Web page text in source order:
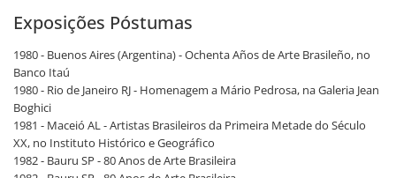
Exposições Póstumas
1980 - Buenos Aires (Argentina) - Ochenta Años de Arte Brasileño, no
Banco Itaú
1980 - Rio de Janeiro RJ - Homenagem a Mário Pedrosa, na Galeria Jean
Boghici
1981 - Maceió AL - Artistas Brasileiros da Primeira Metade do Século
XX, no Instituto Histórico e Geográfico
1982 - Bauru SP - 80 Anos de Arte Brasileira